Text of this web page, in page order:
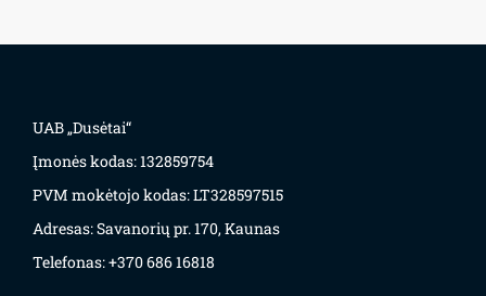
UAB „Dusėtai“
Įmonės kodas: 132859754
PVM mokėtojo kodas: LT328597515
Adresas: Savanorių pr. 170, Kaunas
Telefonas: +370 686 16818